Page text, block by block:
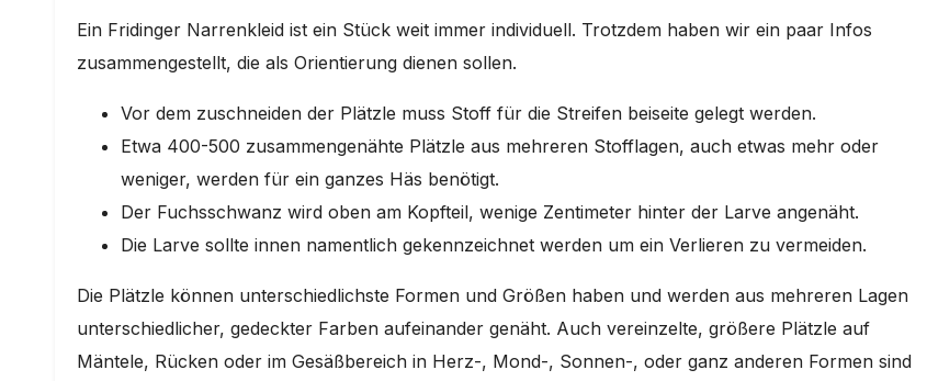
Ein Fridinger Narrenkleid ist ein Stück weit immer individuell. Trotzdem haben wir ein paar Infos
zusammengestellt, die als Orientierung dienen sollen.
Vor dem zuschneiden der Plätzle muss Stoff für die Streifen beiseite gelegt werden.
Etwa 400-500 zusammengenähte Plätzle aus mehreren Stofflagen, auch etwas mehr oder
weniger, werden für ein ganzes Häs benötigt.
Der Fuchsschwanz wird oben am Kopfteil, wenige Zentimeter hinter der Larve angenäht.
Die Larve sollte innen namentlich gekennzeichnet werden um ein Verlieren zu vermeiden.
Die Plätzle können unterschiedlichste Formen und Größen haben und werden aus mehreren Lagen
unterschiedlicher, gedeckter Farben aufeinander genäht. Auch vereinzelte, größere Plätzle auf
Mäntele, Rücken oder im Gesäßbereich in Herz-, Mond-, Sonnen-, oder ganz anderen Formen sind